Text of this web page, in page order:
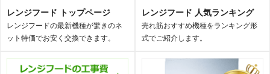
レンジフード トップページ
レンジフードの最新機種が驚きのネ
ット特価でお安く交換できます。
レンジフード 人気ランキング
売れ筋おすすめ機種をランキング形
式でご紹介します。